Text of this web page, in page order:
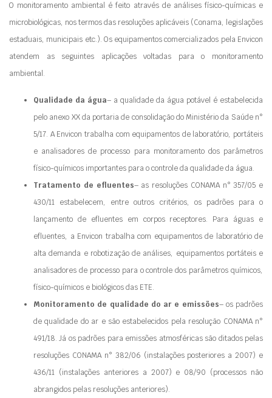
O monitoramento ambiental é feito através de análises físico-químicas e
microbiológicas, nos termos das resoluções aplicáveis (Conama, legislações
estaduais, municipais etc.). Os equipamentos comercializados pela Envicon
atendem as seguintes aplicações voltadas para o monitoramento
ambiental.
Qualidade da água– a qualidade da água potável é estabelecida
pelo anexo XX da portaria de consolidação do Ministério da Saúde n°
5/17. A Envicon trabalha com equipamentos de laboratório, portáteis
e analisadores de processo para monitoramento dos parâmetros
físico-químicos importantes para o controle da qualidade da água.
Tratamento de efluentes– as resoluções CONAMA n° 357/05 e
430/11 estabelecem, entre outros critérios, os padrões para o
lançamento de efluentes em corpos receptores. Para águas e
efluentes, a Envicon trabalha com equipamentos de laboratório de
alta demanda e robotização de análises, equipamentos portáteis e
analisadores de processo para o controle dos parâmetros químicos,
físico-químicos e biológicos das ETE.
Monitoramento de qualidade do ar e emissões– os padrões
de qualidade do ar e são estabelecidos pela resolução CONAMA n°
491/18. Já os padrões para emissões atmosféricas são ditados pelas
resoluções CONAMA n° 382/06 (instalações posteriores a 2007) e
436/11 (instalações anteriores a 2007) e 08/90 (processos não
abrangidos pelas resoluções anteriores).